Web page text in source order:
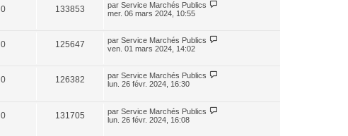
0 133853 par Service Marchés Publics
mer. 06 mars 2024, 10:55
0 125647 par Service Marchés Publics
ven. 01 mars 2024, 14:02
0 126382 par Service Marchés Publics
lun. 26 févr. 2024, 16:30
0 131705 par Service Marchés Publics
lun. 26 févr. 2024, 16:08